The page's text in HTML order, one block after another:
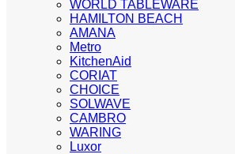
WORLD TABLEWARE
HAMILTON BEACH
AMANA
Metro
KitchenAid
CORIAT
CHOICE
SOLWAVE
CAMBRO
WARING
Luxor